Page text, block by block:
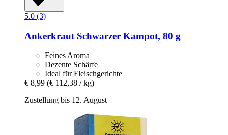
5.0 (3)
Ankerkraut Schwarzer Kampot, 80 g
Feines Aroma
Dezente Schärfe
Ideal für Fleischgerichte
€ 8,99 (€ 112,38 / kg)
Zustellung bis 12. August